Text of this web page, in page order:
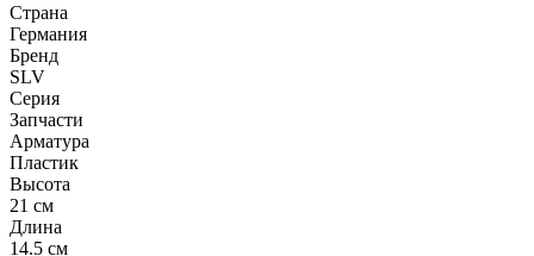
Страна
Германия
Бренд
SLV
Серия
Запчасти
Арматура
Пластик
Высота
21 см
Длина
14.5 см